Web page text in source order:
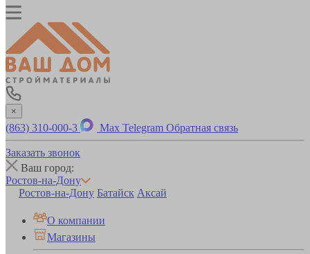
×
(863) 310-000-3 Max Telegram Обратная связь
Заказать звонок
Ваш город:
Ростов-на-Дону
Ростов-на-Дону Батайск Аксай
О компании
Магазины